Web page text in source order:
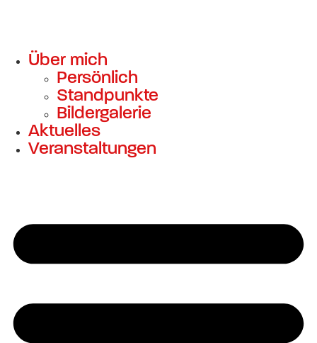
Über mich
Persönlich
Standpunkte
Bildergalerie
Aktuelles
Veranstaltungen